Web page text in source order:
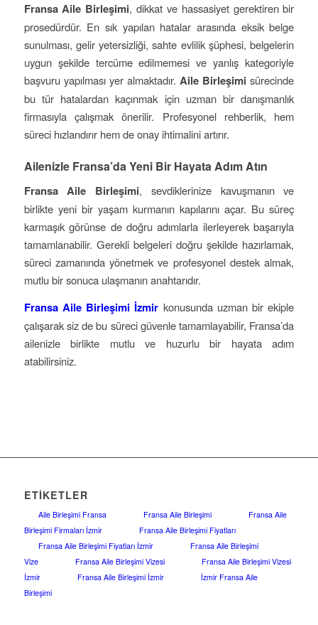
Fransa Aile Birleşimi, dikkat ve hassasiyet gerektiren bir
prosedürdür. En sık yapılan hatalar arasında eksik belge
sunulması, gelir yetersizliği, sahte evlilik şüphesi, belgelerin
uygun şekilde tercüme edilmemesi ve yanlış kategoriyle
başvuru yapılması yer almaktadır.Aile Birleşimi sürecinde
bu tür hatalardan kaçınmak için uzman bir danışmanlık
firmasıyla çalışmak önerilir. Profesyonel rehberlik, hem
süreci hızlandırır hem de onay ihtimalini artırır.
Ailenizle Fransa’da Yeni Bir Hayata Adım Atın
Fransa Aile Birleşimi, sevdiklerinize kavuşmanın ve
birlikte yeni bir yaşam kurmanın kapılarını açar. Bu süreç
karmaşık görünse de doğru adımlarla ilerleyerek başarıyla
tamamlanabilir. Gerekli belgeleri doğru şekilde hazırlamak,
süreci zamanında yönetmek ve profesyonel destek almak,
mutlu bir sonuca ulaşmanın anahtarıdır.
Fransa Aile Birleşimi İzmir konusunda uzman bir ekiple
çalışarak siz de bu süreci güvenle tamamlayabilir, Fransa’da
ailenizle birlikte mutlu ve huzurlu bir hayata adım
atabilirsiniz.
ETIKETLER
Aile Birleşimi Fransa Fransa Aile Birleşimi
Fransa Aile
Birleşimi Firmaları İzmir
Fransa Aile Birleşimi Fiyatları
Fransa Aile Birleşimi Fiyatları İzmir
Fransa Aile Birleşimi
Vize
Fransa Aile Birleşimi Vizesi
Fransa Aile Birleşimi Vizesi
İzmir
Fransa Aile Birleşimi İzmir
İzmir Fransa Aile
Birleşimi